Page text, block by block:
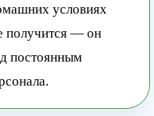
условиях
получится — он
постоянным